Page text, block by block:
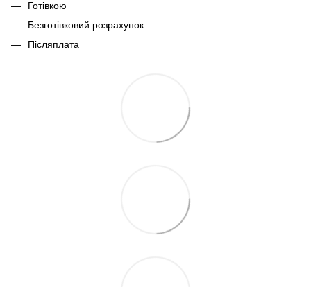
Готівкою
Безготівковий розрахунок
Післяплата